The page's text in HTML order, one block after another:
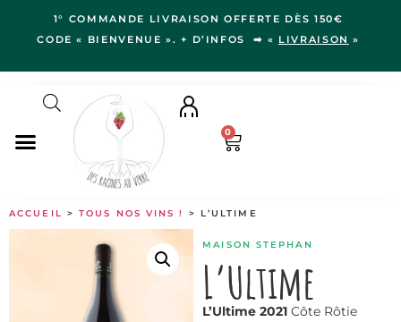
1° COMMANDE LIVRAISON OFFERTE DÈS 150€
CODE « BIENVENUE ». + D’INFOS ➡ « LIVRAISON »
RÉGIONS
LE VERGER
IDÉES CADEAUX
NOS VIGNERON.NE.S
0
ACCUEIL >TOUS NOS VINS ! > L’ULTIME
MAISON STEPHAN
L’Ultime
L’Ultime 2021 Côte Rôtie